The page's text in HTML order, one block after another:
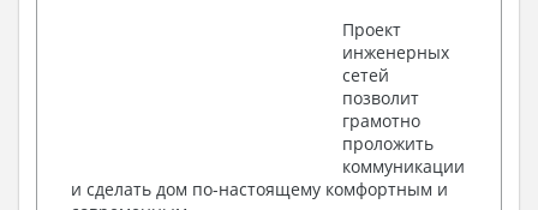
Поэтажные маркировочные планы с
Разрезы и состав конструкций
Фасады с ведомостью внешних отделок
Элементы проемов – спецификация
Ведомость перемычек – сечения и
спецификация
Проект
инженерных
сетей
позволит
грамотно
проложить
коммуникации
и сделать дом по-настоящему комфортным и